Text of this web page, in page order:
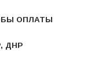
ОПЛАТЫ
ДНР